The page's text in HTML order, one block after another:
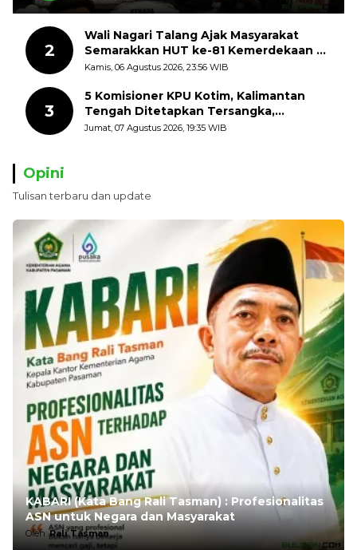
2
Wali Nagari Talang Ajak Masyarakat
Semarakkan HUT ke-81 Kemerdekaan RI
dengan Mengibarkan Bendera Merah
Kamis, 06 Agustus 2026, 23:56 WIB
3
5 Komisioner KPU Kotim, Kalimantan
Tengah Ditetapkan Tersangka,
Kerugian Negara ditaksir 10 Milyard
Jumat, 07 Agustus 2026, 19:35 WIB
Opini
Tulisan terbaru dan update
KABARI (Kata Bang Rali Tasman) : Profesionalitas
ASN untuk Negara dan Masyarakat
Oleh:Rali Tasman